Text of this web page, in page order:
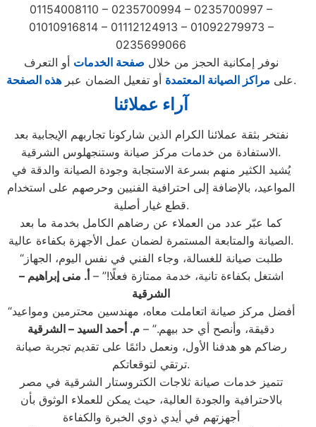
01154008110 – 0235700994 – 0235700997 –
01010916814 – 01112124913 – 01092279973 –
0235699066
نوفر إمكانية الحجز من خلال صفحة الخدمات أو التعرف
على مراكز الصيانة المعتمدة أو تفعيل الضمان عبرهذه الصفحة .
آراء عملائنا
نفتخر بثقة عملائنا الكرام الذين شاركونا تجاربهم الإيجابية بعد
الاستفادة من خدمات مركز صيانة وستنجهلوس الشرقية.
يُشيد الكثير منهم بسرعة الاستجابة وجودة الصيانة والدقة في
المواعيد، بالإضافة إلى احترافية الفنيين وحرصهم على استخدام
قطع غيار أصلية.
كما عبّر عدد من العملاء عن رضاهم الكامل بخدمة ما بعد
الصيانة والمتابعة المستمرة لضمان عمل الأجهزة بكفاءة عالية.
“طلبت صيانة للغسالة، وجاء الفني في نفس اليوم، الجهاز
اشتغل بكفاءة تانية، خدمة ممتازة فعلًا!” – أ. منى إبراهيم –
الشرقية
“أفضل مركز صيانة اتعاملت معاه، مهندسين محترمين ومواعيد
دقيقة، وأنصح أي حد بيهم.” – م. أحمد السيد – الشرقية
رضاكم هو هدفنا الأول، ونعمل دائمًا على تقديم تجربة صيانة
ترتقي لتوقعاتكم.
تتميز خدمات صيانة ثلاجات الكتروستار الشرقية في مصر
بالاحترافية والجودة العالية، حيث يمكن للعملاء الوثوق بأن
أجهزتهم في أيدي ذوي الخبرة والكفاءة